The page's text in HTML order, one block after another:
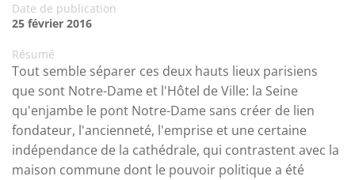
Date de publication
25 février 2016
Résumé
Tout semble séparer ces deux hauts lieux parisiens
que sont Notre-Dame et l'Hôtel de Ville: la Seine
qu'enjambe le pont Notre-Dame sans créer de lien
fondateur, l'ancienneté, l'emprise et une certaine
indépendance de la cathédrale, qui contrastent avec la
maison commune dont le pouvoir politique a été